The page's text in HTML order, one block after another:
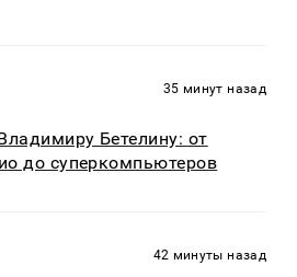
35 минут назад
Бетелину: от
до суперкомпьютеров
42 минуты назад